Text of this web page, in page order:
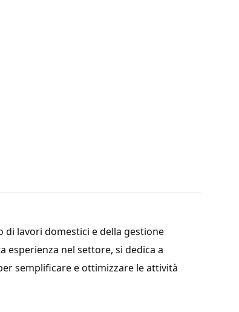
di lavori domestici e della gestione
esperienza nel settore, si dedica a
semplificare e ottimizzare le attività